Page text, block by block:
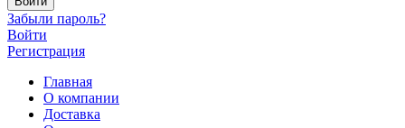
Забыли пароль?
Войти
Регистрация
Главная
О компании
Доставка